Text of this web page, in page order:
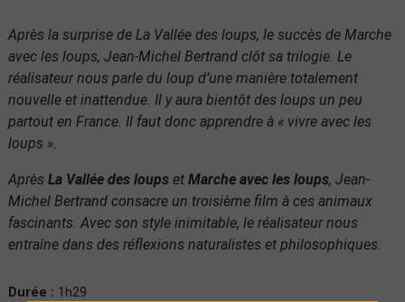
Après la surprise de La Vallée des loups, le succès de Marche
avec les loups, Jean-Michel Bertrand clôt sa trilogie. Le
réalisateur nous parle du loup d’une manière totalement
nouvelle et inattendue. Il y aura bientôt des loups un peu
partout en France. Il faut donc apprendre à « vivre avec les
loups ».
Après La Vallée des loupset Marche avec les loups, Jean-
Michel Bertrand consacre un troisième film à ces animaux
fascinants. Avec son style inimitable, le réalisateur nous
entraîne dans des réflexions naturalistes et philosophiques.
Durée : 1h29